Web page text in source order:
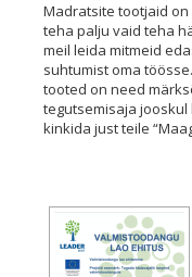
Madratsite tootjaid
teha palju vaid teha
meil leida mitmeid
suhtumist oma
tooted on need
tegutsemisaja
kinkida just teile